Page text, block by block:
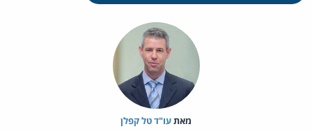
מאת‏עו"ד טל קפלן